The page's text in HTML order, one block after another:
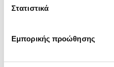
Στατιστικά
Εμπορικής προώθησης